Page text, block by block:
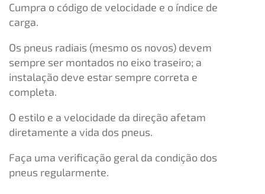
Cumpra o código de velocidade e o índice de
carga.
Os pneus radiais (mesmo os novos) devem
sempre ser montados no eixo traseiro; a
instalação deve estar sempre correta e
completa.
O estilo e a velocidade da direção afetam
diretamente a vida dos pneus.
Faça uma verificação geral da condição dos
pneus regularmente.